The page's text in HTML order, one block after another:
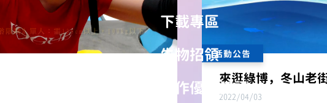
下載專區
失物招領
旅宿合作優惠資訊
活動公告
來逛綠博，冬山老
2022/04/03